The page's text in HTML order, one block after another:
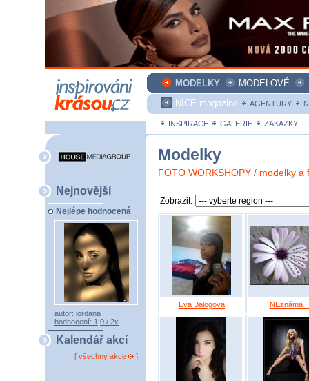
MODELKY MODELOVÉ
NICE magazine
AGENTURY
INSPIRACE GALERIE ZAKÁZKY
Nejnovější
Nejlépe hodnocená
autor: jordana
hodnocení: 1,0 / 2x
Kalendář akcí
[ všechny akce ]
Modelky
FOTO WORKSHOPY / modelky
Zobrazit:
Eva Balogová NEznámá